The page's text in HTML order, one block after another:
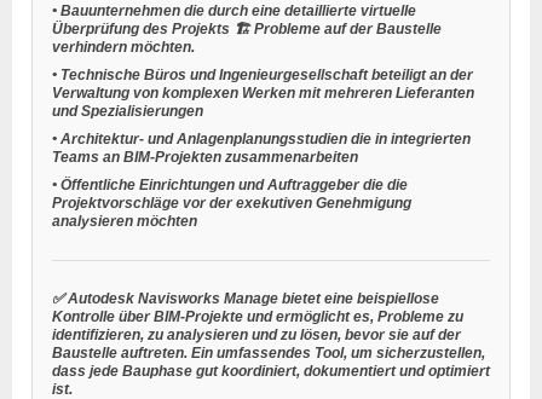
• Bauunternehmen die durch eine detaillierte virtuelle
Überprüfung des Projekts 🏗️ Probleme auf der Baustelle
verhindern möchten.
• Technische Büros undIngenieurgesellschaftbeteiligt an der
Verwaltung von komplexen Werken mit mehreren Lieferanten
und Spezialisierungen
• Architektur- und Anlagenplanungsstudien die in integrierten
Teams an BIM-Projekten zusammenarbeiten
• Öffentliche Einrichtungen und Auftraggeber die die
Projektvorschläge vor der exekutiven Genehmigung
analysieren möchten
✅ Autodesk Navisworks Manage bietet eine beispiellose
Kontrolle über BIM-Projekte und ermöglicht es, Probleme zu
identifizieren, zu analysieren und zu lösen, bevor sie auf der
Baustelle auftreten. Ein umfassendes Tool, um sicherzustellen,
dass jede Bauphase gut koordiniert, dokumentiert und optimiert
ist.